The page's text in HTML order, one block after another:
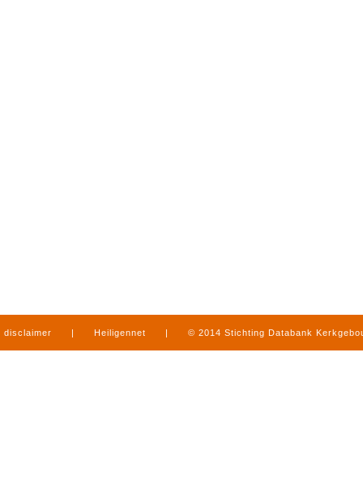
disclaimer | Heiligennet | © 2014 Stichting Databank